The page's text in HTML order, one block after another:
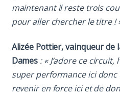
maintenant il reste trois
pour aller chercher le titre !
Alizée Pottier, vainqueur de
Dames : « J’adore ce circuit,
super performance ici
revenir en force ici et de